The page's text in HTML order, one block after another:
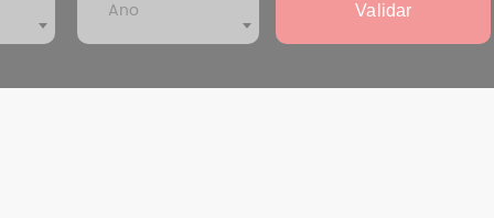
Ano Validar